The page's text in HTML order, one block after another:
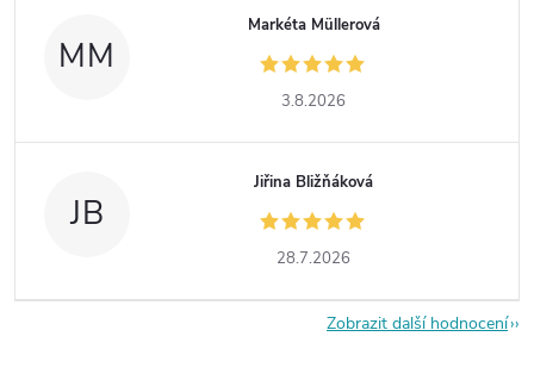
MM
Markéta Müllerová
3.8.2026
JB
Jiřina Bližňáková
28.7.2026
Zobrazit další hodnocení